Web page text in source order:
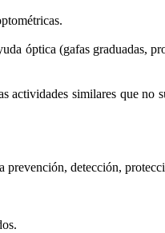
óptica (gafas graduadas,
actividades similares que
prevención, detección,